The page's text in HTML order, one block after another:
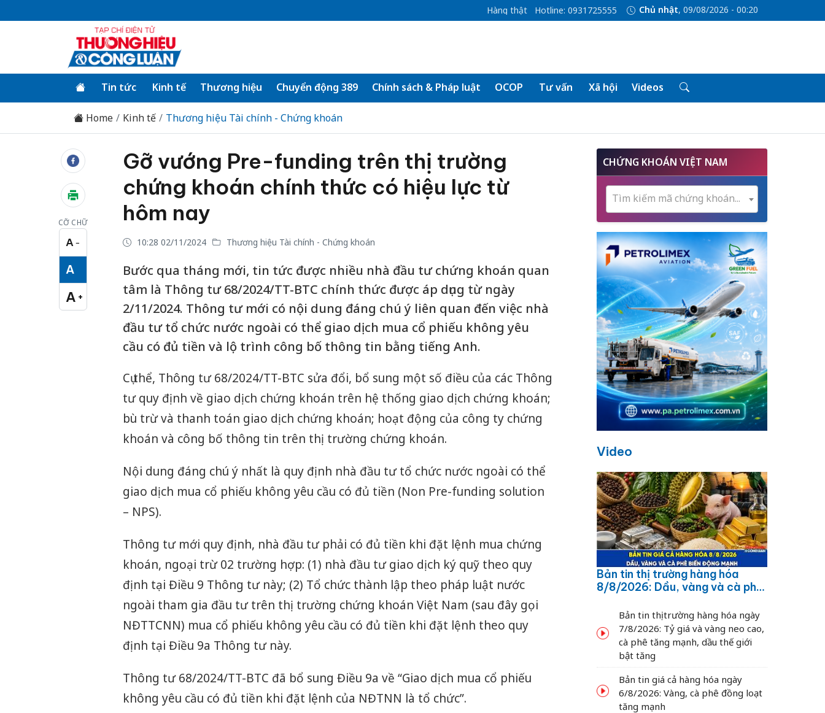
Hàng thật Hotline: 0931725555 Chủ nhật, 09/08/2026 - 00:20
Tin tức Kinh tế Thương hiệu Chuyển động 389 Chính sách & Pháp luật OCOP Tư vấn Xã hội Videos
Home Kinh tế Thương hiệu Tài chính - Chứng khoán
CỠ CHỮ
A −
Cỡ chữ nhỏ
A
Cỡ chữ vừa
A +
Cỡ chữ lớn
Gỡ vướng Pre-funding trên thị trường
chứng khoán chính thức có hiệu lực từ
hôm nay
10:28 02/11/2024 Thương hiệu Tài chính - Chứng khoán
Bước qua tháng mới, tin tức được nhiều nhà đầu tư chứng khoán quan
tâm là Thông tư 68/2024/TT-BTC chính thức được áp dụng từ ngày
2/11/2024. Thông tư mới có nội dung đáng chú ý liên quan đến việc nhà
đầu tư tổ chức nước ngoài có thể giao dịch mua cổ phiếu không yêu
cầu có đủ tiền và lộ trình công bố thông tin bằng tiếng Anh.
Cụ thể, Thông tư 68/2024/TT-BTC sửa đổi, bổ sung một số điều của các Thông
tư quy định về giao dịch chứng khoán trên hệ thống giao dịch chứng khoán;
bù trừ và thanh toán giao dịch chứng khoán; hoạt động của công ty chứng
khoán và công bố thông tin trên thị trường chứng khoán.
Nội dung đáng chú ý nhất là quy định nhà đầu tư tổ chức nước ngoài có thể
giao dịch mua cổ phiếu không yêu cầu có đủ tiền (Non Pre-funding solution
– NPS).
Thông tư mới quy định, nhà đầu tư phải có đủ tiền khi đặt lệnh mua chứng
khoán, ngoại trừ 02 trường hợp: (1) nhà đầu tư giao dịch ký quỹ theo quy
định tại Điều 9 Thông tư này; (2) Tổ chức thành lập theo pháp luật nước
ngoài tham gia đầu tư trên thị trường chứng khoán Việt Nam (sau đây gọi
NĐTTCNN) mua cổ phiếu không yêu cầu có đủ tiền khi đặt lệnh theo quy
định tại Điều 9a Thông tư này.
Thông tư 68/2024/TT-BTC đã bổ sung Điều 9a về “Giao dịch mua cổ phiếu
không yêu cầu có đủ tiền khi đặt lệnh của NĐTNN là tổ chức”.
CHỨNG KHOÁN VIỆT NAM
Tìm kiếm mã chứng khoán...
Video
Bản tin thị trường hàng hóa
8/8/2026: Dầu, vàng và cà phê
Bản tin thị trường hàng hóa ngày
7/8/2026: Tỷ giá và vàng neo cao,
cà phê tăng mạnh, dầu thế giới
bật tăng
Bản tin giá cả hàng hóa ngày
6/8/2026: Vàng, cà phê đồng loạt
tăng mạnh